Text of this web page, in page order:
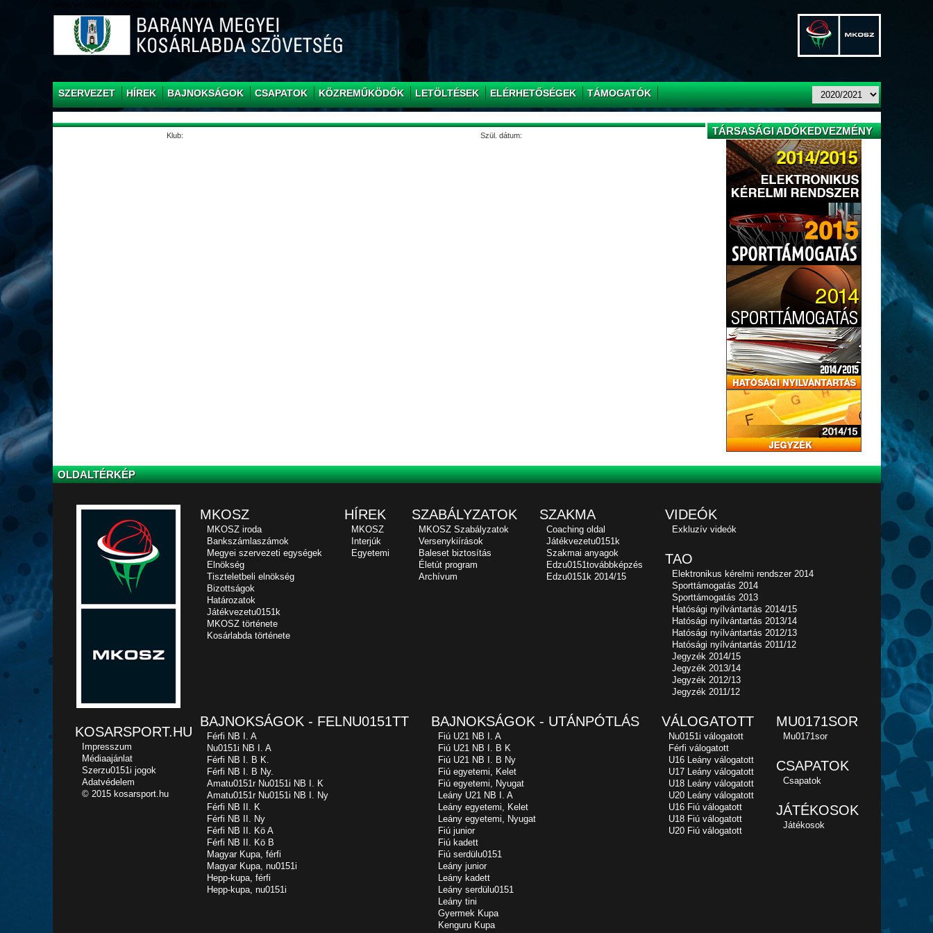
SZERVEZET HÍREK BAJNOKSÁGOK CSAPATOK KÖZREMŰKÖDŐK LETÖLTÉSEK ELÉRHETŐSÉGEK TÁMOGATÓK
Klub: Szül. dátum: TÁRSASÁGI ADÓKEDVEZMÉNY
OLDALTÉRKÉP
MKOSZ
MKOSZ iroda
Bankszámlaszámok
Megyei szervezeti egységek
Elnökség
Tiszteletbeli elnökség
Bizottságok
Határozatok
Játékvezetu0151k
MKOSZ története
Kosárlabda története
HÍREK
MKOSZ
Interjúk
Egyetemi
SZABÁLYZATOK
MKOSZ Szabályzatok
Versenykiírások
Baleset biztosítás
Életút program
Archívum
SZAKMA
Coaching oldal
Játékvezetu0151k
Szakmai anyagok
Edzu0151továbbképzés
Edzu0151k 2014/15
VIDEÓK
Exkluzív videók
TAO
Elektronikus kérelmi rendszer 2014
Sporttámogatás 2014
Sporttámogatás 2013
Hatósági nyílvántartás 2014/15
Hatósági nyílvántartás 2013/14
Hatósági nyílvántartás 2012/13
Hatósági nyílvántartás 2011/12
Jegyzék 2014/15
Jegyzék 2013/14
Jegyzék 2012/13
Jegyzék 2011/12
BAJNOKSÁGOK - FELNU0151TT
Férfi NB I. A
Nu0151i NB I. A
Férfi NB I. B K.
Férfi NB I. B Ny.
Amatu0151r Nu0151i NB I. K
Amatu0151r Nu0151i NB I. Ny
Férfi NB II. K
Férfi NB II. Ny
Férfi NB II. Kö A
Férfi NB II. Kö B
Magyar Kupa, férfi
Magyar Kupa, nu0151i
Hepp-kupa, férfi
Hepp-kupa, nu0151i
BAJNOKSÁGOK - UTÁNPÓTLÁS
Fiú U21 NB I. A
Fiú U21 NB I. B K
Fiú U21 NB I. B Ny
Fiú egyetemi, Kelet
Fiú egyetemi, Nyugat
Leány U21 NB I. A
Leány egyetemi, Kelet
Leány egyetemi, Nyugat
Fiú junior
Fiú kadett
Fiú serdülu0151
Leány junior
Leány kadett
Leány serdülu0151
Leány tini
Gyermek Kupa
Kenguru Kupa
VÁLOGATOTT
Nu0151i válogatott
Férfi válogatott
U16 Leány válogatott
U17 Leány válogatott
U18 Leány válogatott
U20 Leány válogatott
U16 Fiú válogatott
U18 Fiú válogatott
U20 Fiú válogatott
MU0171SOR
Mu0171sor
CSAPATOK
Csapatok
JÁTÉKOSOK
Játékosok
KOSARSPORT.HU
Impresszum
Médiaajánlat
Szerzu0151i jogok
Adatvédelem
© 2015 kosarsport.hu